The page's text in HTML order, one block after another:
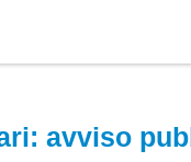
avviso